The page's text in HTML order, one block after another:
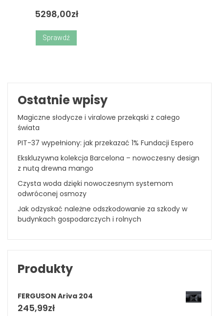
5298,00zł
Sprawdź
Ostatnie wpisy
Magiczne słodycze i viralowe przekąski z całego
świata
PIT-37 wypełniony: jak przekazać 1% Fundacji Espero
Ekskluzywna kolekcja Barcelona – nowoczesny design
z nutą drewna mango
Czysta woda dzięki nowoczesnym systemom
odwróconej osmozy
Jak odzyskać należne odszkodowanie za szkody w
budynkach gospodarczych i rolnych
Produkty
FERGUSON Ariva 204
245,99zł